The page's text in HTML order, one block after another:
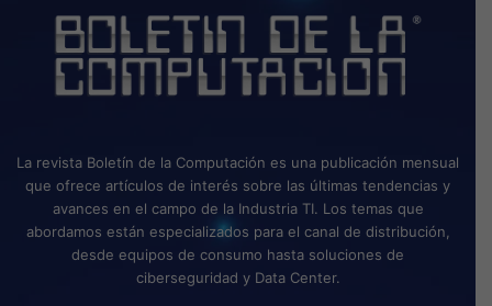
La revista Boletín de la Computación es una publicación mensual
que ofrece artículos de interés sobre las últimas tendencias y
avances en el campo de la Industria TI. Los temas que
abordamos están especializados para el canal de distribución,
desde equipos de consumo hasta soluciones de
ciberseguridad y Data Center.